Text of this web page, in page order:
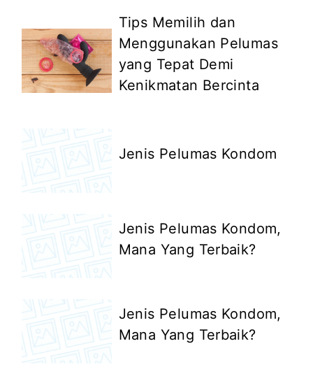
Tips Memilih dan
Menggunakan Pelumas
yang Tepat Demi
Kenikmatan Bercinta
Jenis Pelumas Kondom
Jenis Pelumas Kondom,
Mana Yang Terbaik?
Jenis Pelumas Kondom,
Mana Yang Terbaik?